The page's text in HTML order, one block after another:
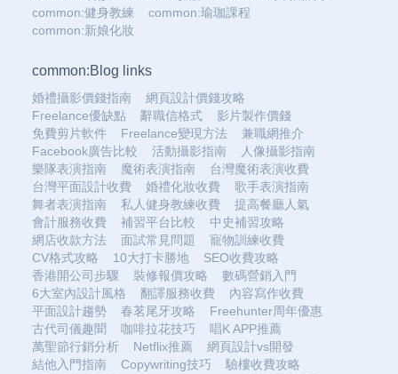
common:健身教練
common:瑜珈課程
common:新娘化妝
common:Blog links
婚禮攝影價錢指南
網頁設計價錢攻略
Freelance優缺點
辭職信格式
影片製作價錢
免費剪片軟件
Freelance變現方法
兼職網推介
Facebook廣告比較
活動攝影指南
人像攝影指南
樂隊表演指南
魔術表演指南
台灣魔術表演收費
台灣平面設計收費
婚禮化妝收費
歌手表演指南
舞者表演指南
私人健身教練收費
提高餐廳人氣
會計服務收費
補習平台比較
中史補習攻略
網店收款方法
面試常見問題
寵物訓練收費
CV格式攻略
10大打卡勝地
SEO收費攻略
香港開公司步驟
裝修報價攻略
數碼營銷入門
6大室內設計風格
翻譯服務收費
內容寫作收費
平面設計趨勢
春茗尾牙攻略
Freehunter周年優惠
古代司儀趣聞
咖啡拉花技巧
唱K APP推薦
萬聖節行銷分析
Netflix推薦
網頁設計vs開發
結他入門指南
Copywriting技巧
驗樓收費攻略